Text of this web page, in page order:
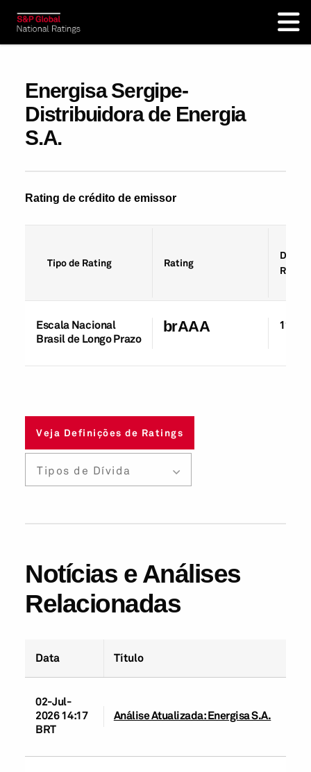
Energisa Sergipe-
Distribuidora de Energia
S.A.
Rating de crédito de emissor
Tipo de Rating Rating
Data
Rating
Escala Nacional
Brasil de Longo Prazo
brAAA 11-
Veja Definições de Ratings
Tipos de Dívida
Notícias e Análises
Relacionadas
Data Título
02-Jul-
2026 14:17
BRT
Análise Atualizada: Energisa S.A.